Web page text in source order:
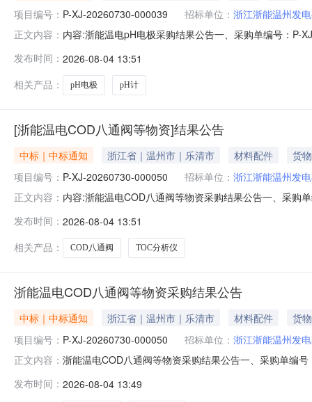
项目编号： P-XJ-20260730-000039 招标单位： 浙江浙能温州发
正文内容： 内容:浙能温电pH电极采购结果公告一、采购单编号：P-
购数量计量单位税率交付时间交货地点采购需求单位行
发布时间： 2026-08-04 13:51
相关产品：
pH电极 pH计
[浙能温电COD八通阀等物资]结果公告
中标｜中标通知 浙江省｜温州市｜乐清市 材料配件
货物
项目编号： P-XJ-20260730-000050 招标单位： 浙江浙能温州发
正文内容： 内容:浙能温电COD八通阀等物资采购结果公告一、采购
详见下表。序号物料名称采购数量计量单位税率交付时
发布时间： 2026-08-04 13:51
相关产品：
COD八通阀 TOC分析仪
浙能温电COD八通阀等物资采购结果公告
中标｜中标通知 浙江省｜温州市｜乐清市 材料配件
货物
项目编号： P-XJ-20260730-000050 招标单位： 浙江浙能温州发
正文内容： 浙能温电COD八通阀等物资采购结果公告一、采购单编
下表。序号物料名称采购数量计量单位税率交付时间交
发布时间： 2026-08-04 13:49